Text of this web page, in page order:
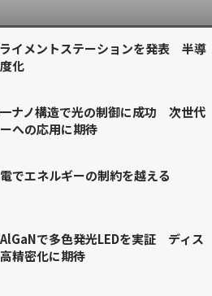
イメントステーションを発表 半導
化
ナノ構造で光の制御に成功 次世代
への応用に期待
でエネルギーの制約を越える
で多色発光LEDを実証 ディス
精密化に期待